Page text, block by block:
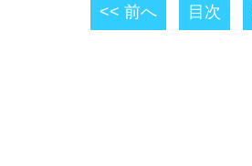
<< 前へ 目次